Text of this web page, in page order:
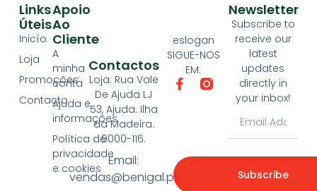
eslogan
SIGUE-NOS
EM:
Apoio
Ao
Cliente
A
minha
conta
Ajuda e
informações
Política de
privacidade
e cookies
Links
Úteis
Inicío
Loja
Promoções
Contacto
Contactos
Loja: Rua Vale
De Ajuda LJ
53, Ajuda. Ilha
da Madeira.
9000-116.
Email:
vendas@benigal.pt
Newsletter
Subscribe to
receive our
latest
updates
directly in
your inbox!
Subscribe